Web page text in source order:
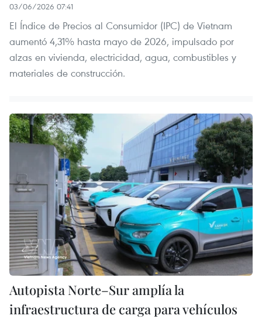
03/06/2026 07:41
El Índice de Precios al Consumidor (IPC) de Vietnam
aumentó 4,31% hasta mayo de 2026, impulsado por
alzas en vivienda, electricidad, agua, combustibles y
materiales de construcción.
Autopista Norte–Sur amplía la
infraestructura de carga para vehículos